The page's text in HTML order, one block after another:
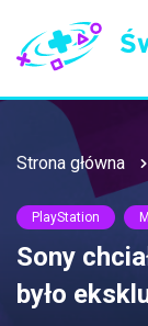
Strona główna
PlayStation
Sony
było